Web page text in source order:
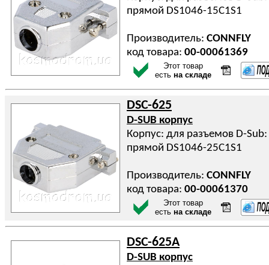
прямой DS1046-15C1S1
Производитель: CONNFLY
код товара: 00-00061369
Этот товар
есть на складе
DSC-625
D-SUB корпус
Корпус: для разъемов D-
прямой DS1046-25C1S1
Производитель: CONNFLY
код товара: 00-00061370
Этот товар
есть на складе
DSC-625A
D-SUB корпус